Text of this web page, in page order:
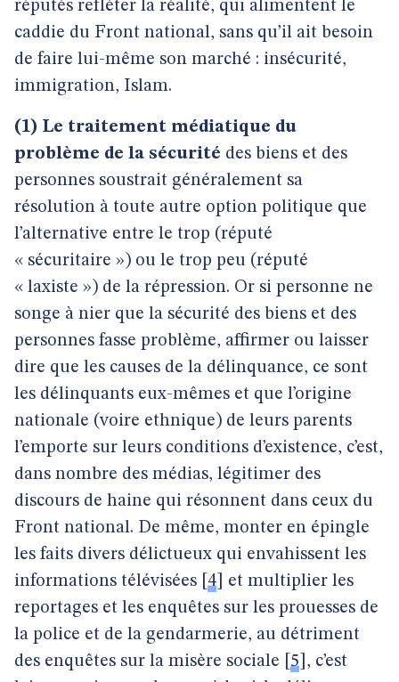
réputés refléter la réalité, qui alimentent le
caddie du Front national, sans qu’il ait besoin
de faire lui-même son marché : insécurité,
immigration, Islam.
(1) Le traitement médiatique du
problème de la sécurité des biens et des
personnes soustrait généralement sa
résolution à toute autre option politique que
l’alternative entre le trop (réputé
« sécuritaire ») ou le trop peu (réputé
« laxiste ») de la répression. Or si personne ne
songe à nier que la sécurité des biens et des
personnes fasse problème, affirmer ou laisser
dire que les causes de la délinquance, ce sont
les délinquants eux-mêmes et que l’origine
nationale (voire ethnique) de leurs parents
l’emporte sur leurs conditions d’existence, c’est,
dans nombre des médias, légitimer des
discours de haine qui résonnent dans ceux du
Front national. De même, monter en épingle
les faits divers délictueux qui envahissent les
informations télévisées 4
et multiplier les
reportages et les enquêtes sur les prouesses de
la police et de la gendarmerie, au détriment
des enquêtes sur la misère sociale
5 , c’est